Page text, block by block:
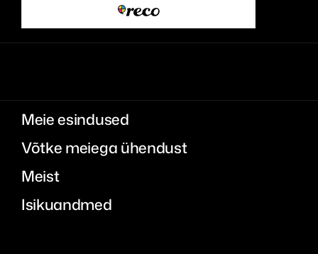
Meie esindused
Võtke meiega ühendust
Meist
Isikuandmed